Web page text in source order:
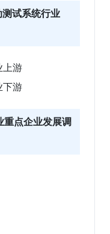
试系统行业
上游
下游
重点企业发展调